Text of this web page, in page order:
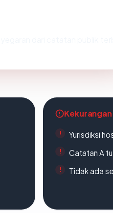
Kekurangan
Yurisdiksi
Catatan A
Tidak ada